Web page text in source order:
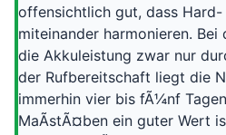
offensichtlich gut, dass
miteinander harmonieren.
die Akkuleistung zwar nur
der Rufbereitschaft liegt die
immerhin vier bis fÃ¼nf
MaÃstÃ¤ben ein guter Wert